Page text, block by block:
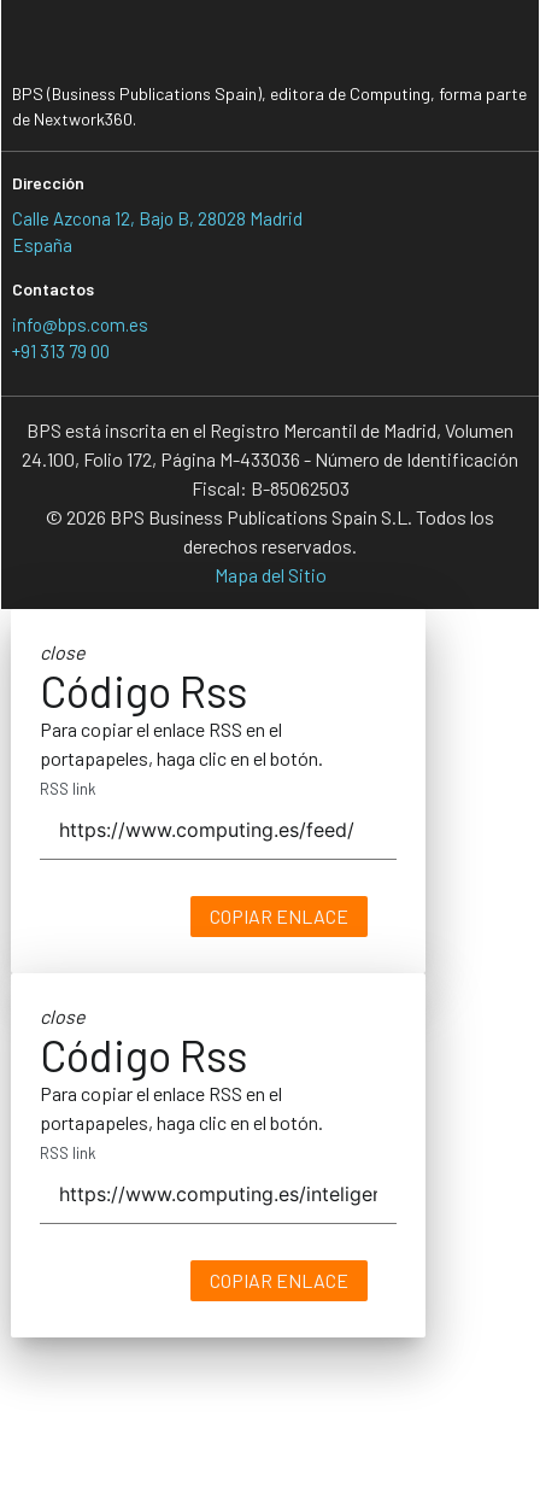
BPS (Business Publications Spain), editora de Computing, forma parte
de Nextwork360.
Dirección
Calle Azcona 12, Bajo B, 28028 Madrid
España
Contactos
info@bps.com.es
+91 313 79 00
BPS está inscrita en el Registro Mercantil de Madrid, Volumen
24.100, Folio 172, Página M-433036 - Número de Identificación
Fiscal: B-85062503
© 2026 BPS Business Publications Spain S.L. Todos los
derechos reservados.
Mapa del Sitio
close
Código Rss
Para copiar el enlace RSS en el
portapapeles, haga clic en el botón.
RSS link
COPIAR ENLACE
close
Código Rss
Para copiar el enlace RSS en el
portapapeles, haga clic en el botón.
RSS link
COPIAR ENLACE